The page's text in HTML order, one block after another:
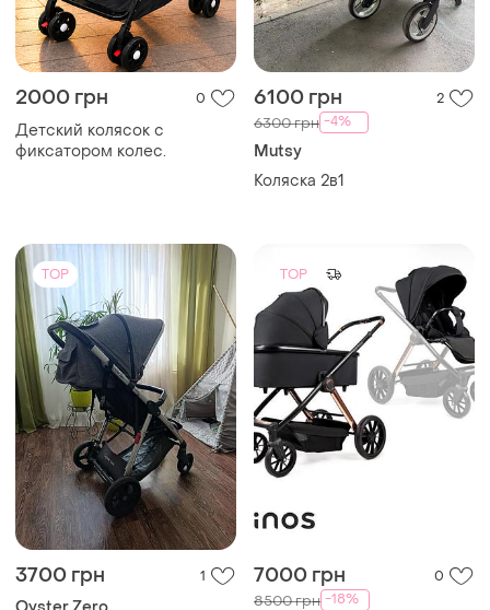
2000 грн 0
Детский колясок с
фиксатором колес.
6100 грн 2
6300 грн -4%
Mutsy
Коляска 2в1
TOP
3700 грн 1
TOP
7000 грн 0
8500 грн -18%